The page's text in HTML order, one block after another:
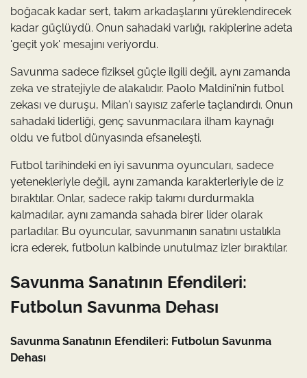
boğacak kadar sert, takım arkadaşlarını yüreklendirecek
kadar güçlüydü. Onun sahadaki varlığı, rakiplerine adeta
'geçit yok' mesajını veriyordu.
Savunma sadece fiziksel güçle ilgili değil, aynı zamanda
zeka ve stratejiyle de alakalıdır. Paolo Maldini'nin futbol
zekası ve duruşu, Milan'ı sayısız zaferle taçlandırdı. Onun
sahadaki liderliği, genç savunmacılara ilham kaynağı
oldu ve futbol dünyasında efsaneleşti.
Futbol tarihindeki en iyi savunma oyuncuları, sadece
yetenekleriyle değil, aynı zamanda karakterleriyle de iz
bıraktılar. Onlar, sadece rakip takımı durdurmakla
kalmadılar, aynı zamanda sahada birer lider olarak
parladılar. Bu oyuncular, savunmanın sanatını ustalıkla
icra ederek, futbolun kalbinde unutulmaz izler bıraktılar.
Savunma Sanatının Efendileri:
Futbolun Savunma Dehası
Savunma Sanatının Efendileri: Futbolun Savunma
Dehası